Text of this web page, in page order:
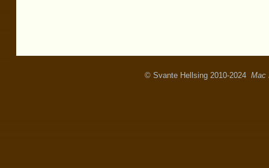
© Svante Hellsing 2010-2024 Mac